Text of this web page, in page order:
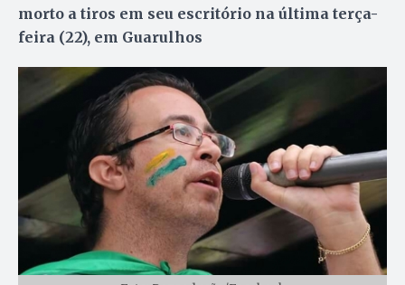
morto a tiros em seu escritório na última terça-
feira (22), em Guarulhos